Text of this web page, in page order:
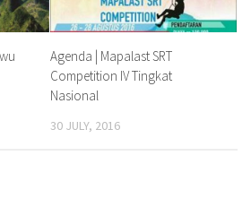
Agenda | Mapalast SRT
Competition IV Tingkat
Nasional
30 JULY, 2016